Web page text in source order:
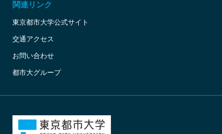
関連リンク
東京都市大学公式サイト
交通アクセス
お問い合わせ
都市大グループ